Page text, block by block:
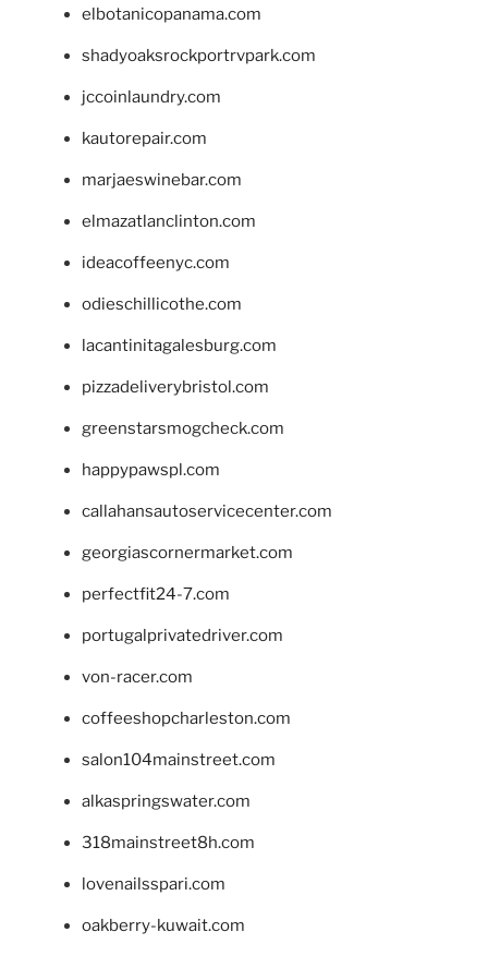
elbotanicopanama.com
shadyoaksrockportrvpark.com
jccoinlaundry.com
kautorepair.com
marjaeswinebar.com
elmazatlanclinton.com
ideacoffeenyc.com
odieschillicothe.com
lacantinitagalesburg.com
pizzadeliverybristol.com
greenstarsmogcheck.com
happypawspl.com
callahansautoservicecenter.com
georgiascornermarket.com
perfectfit24-7.com
portugalprivatedriver.com
von-racer.com
coffeeshopcharleston.com
salon104mainstreet.com
alkaspringswater.com
318mainstreet8h.com
lovenailsspari.com
oakberry-kuwait.com